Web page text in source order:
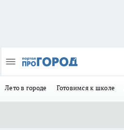
Лето в городе Готовимся к школе